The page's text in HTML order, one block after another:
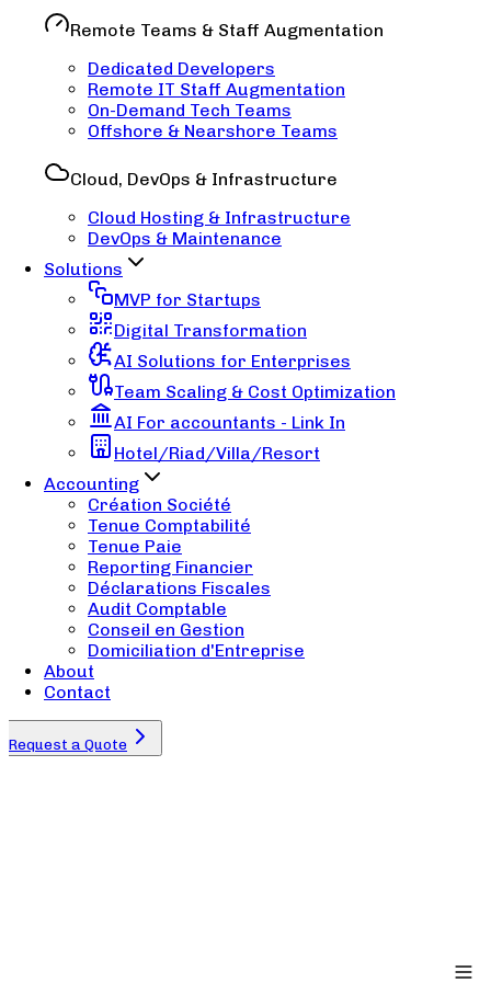
Remote Teams & Staff Augmentation
Dedicated Developers
Remote IT Staff Augmentation
On-Demand Tech Teams
Offshore & Nearshore Teams
Cloud, DevOps & Infrastructure
Cloud Hosting & Infrastructure
DevOps & Maintenance
Solutions
MVP for Startups
Digital Transformation
AI Solutions for Enterprises
Team Scaling & Cost Optimization
AI For accountants - Link In
Hotel/Riad/Villa/Resort
Accounting
Création Société
Tenue Comptabilité
Tenue Paie
Reporting Financier
Déclarations Fiscales
Audit Comptable
Conseil en Gestion
Domiciliation d'Entreprise
About
Contact
Request a Quote